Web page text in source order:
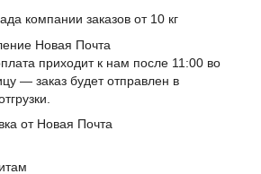
компании заказов от 10 кг
Новая Почта
приходит к нам после 11:00 во
— заказ будет отправлен в
от Новая Почта